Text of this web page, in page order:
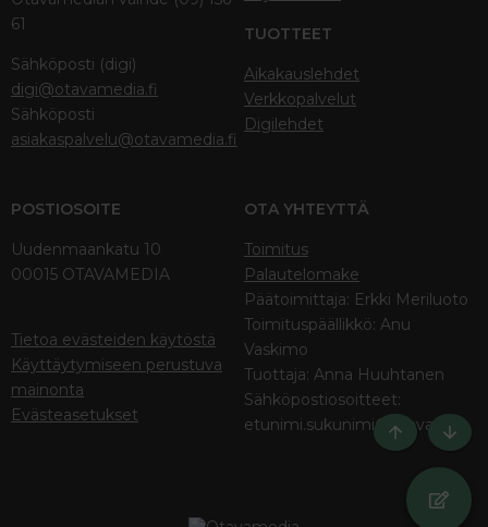
61
Sähköposti (digi)
digi@otavamedia.fi
Sähköposti
asiakaspalvelu@otavamedia.fi
TUOTTEET
Aikakauslehdet
Verkkopalvelut
Digilehdet
POSTIOSOITE
Uudenmaankatu 10
00015 OTAVAMEDIA
Tietoa evästeiden käytöstä
Käyttäytymiseen perustuva
mainonta
Evästeasetukset
OTA YHTEYTTÄ
Toimitus
Palautelomake
Päätoimittaja: Erkki Meriluoto
Toimituspäällikkö: Anu
Vaskimo
Tuottaja: Anna Huuhtanen
Sähköpostiosoitteet:
etunimi.sukunimi@otava.fi
Ylös